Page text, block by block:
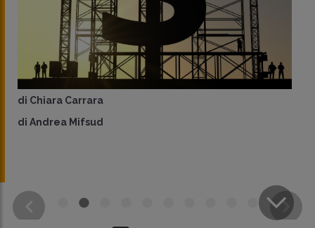
CONDIVIDI
di Chiara Carrara
di Andrea Mifsud